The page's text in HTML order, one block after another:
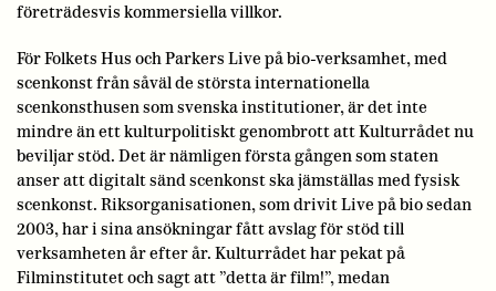
företrädesvis kommersiella villkor.
För Folkets Hus och Parkers Live på bio-verksamhet, med
scenkonst från såväl de största internationella
scenkonsthusen som svenska institutioner, är det inte
mindre än ett kulturpolitiskt genombrott att Kulturrådet nu
beviljar stöd. Det är nämligen första gången som staten
anser att digitalt sänd scenkonst ska jämställas med fysisk
scenkonst. Riksorganisationen, som drivit Live på bio sedan
2003, har i sina ansökningar fått avslag för stöd till
verksamheten år efter år. Kulturrådet har pekat på
Filminstitutet och sagt att ”detta är film!”, medan